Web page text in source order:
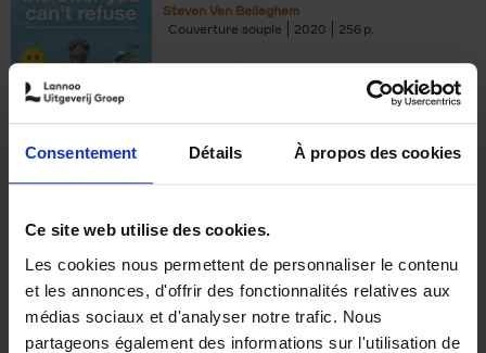
Consentement Détails À propos des cookies
Ce site web utilise des cookies.
Les cookies nous permettent de personnaliser le contenu
et les annonces, d'offrir des fonctionnalités relatives aux
médias sociaux et d'analyser notre trafic. Nous
partageons également des informations sur l'utilisation de
Steven Van Belleghem
Couverture souple
2020 256
€37,50
Building Bonds = Building
Business
Jochen Roef Jozefien De Feyter
Carolien Boom
Couverture souple
2025 200